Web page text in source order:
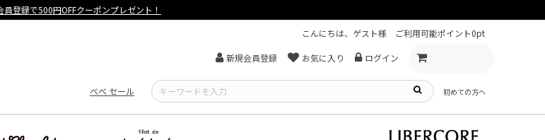
【重要】熊本地震による遅延可能性について
こんにちは、ゲスト様
ご利用可能ポイント0pt
新規会員登録 お気に入り ログイン
べべ セール 初めての方へ